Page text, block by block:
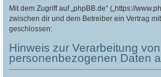
Mit dem Zugriff auf „phpBB.de“ („https://
zwischen dir und dem Betreiber ein Vertrag
geschlossen:
Hinweis zur Verarbeitung von
personenbezogenen Daten